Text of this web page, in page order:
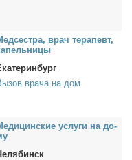
врач те­ра­певт,
врача на дом
услу­ги на до­